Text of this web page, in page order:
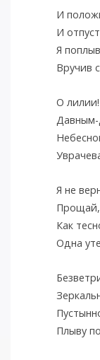
И
И
Я
Вручив
О
Я не
Прощай,
Как
Одна
Плыву